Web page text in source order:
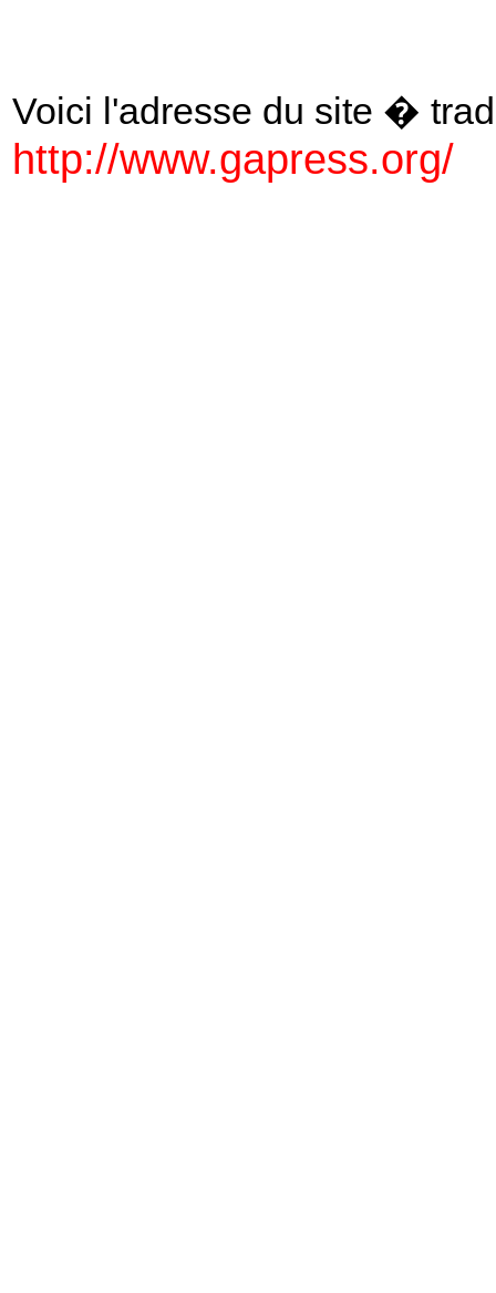
Voici l'adresse du site �
http://www.gapress.org/